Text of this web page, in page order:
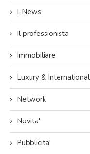
I-News
Il professionista
Immobiliare
Luxury & International
Network
Novita'
Pubblicita'